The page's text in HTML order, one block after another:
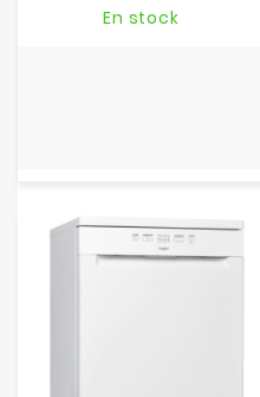
En stock